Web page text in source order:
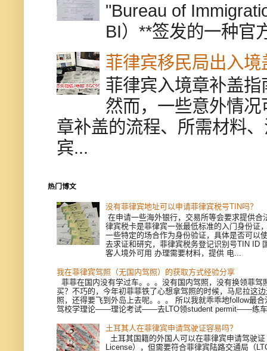
"Bureau of
BI）**签发的一种官
菲律宾移民局出入
菲律宾入境章补盖
然而，一些意外情
章补盖的流程、所需材料
宾...
热门博文
没有菲律宾地址可以申请菲律宾税号TIN吗？
在申请一些海外银行，交易所等会要求提供合
律宾税卡是菲律宾一张最低标准的入门身份证
一些特定的场合作为身份验证，具体是否可以
去求证和研究，菲律宾税务登记识别号TIN ID
客人境外可用 办理需要材料，提供 电...
我在菲律宾驾照（无国内驾照）的获取方式经验分享
菲菲在国内没有学过车。。。没有国内驾照，没有换领菲驾
买？不巧的，今年初菲菲铁了心想拿驾照的时候，马尼拉这
照，还得要飞到外岛上去呢。。。 所以我就乖乖地follow最
驾校学理论——理论考试——去LTO领student permit——练
土耳其人在菲律宾申请驾驶证容易吗？
土耳其国籍的外国人可以在菲律宾申请驾驶证
License），但需要符合菲律宾陆路交通局（